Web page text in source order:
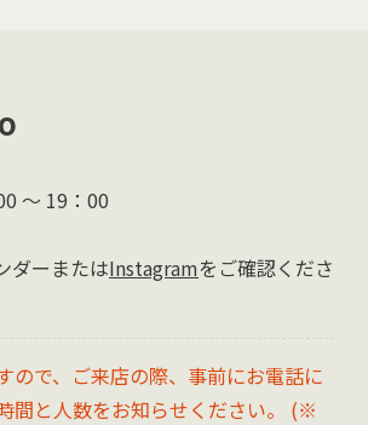
〜 19：00
ダーまたはInstagramをご確認くださ
ので、ご来店の際、事前にお電話に
間と人数をお知らせください。 (※